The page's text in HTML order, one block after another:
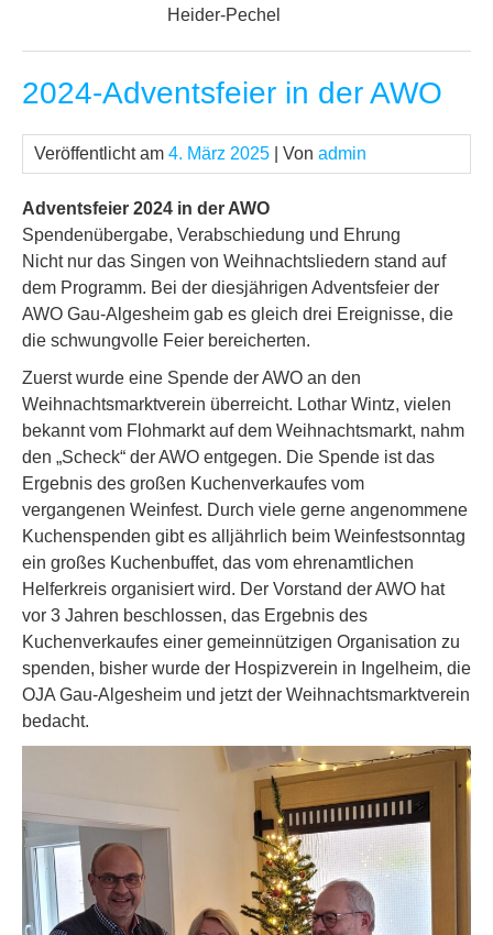
Heider-Pechel
2024-Adventsfeier in der AWO
Veröffentlicht am 4. März 2025 | Von admin
Adventsfeier 2024 in der AWO
Spendenübergabe, Verabschiedung und Ehrung
Nicht nur das Singen von Weihnachtsliedern stand auf
dem Programm. Bei der diesjährigen Adventsfeier der
AWO Gau-Algesheim gab es gleich drei Ereignisse, die
die schwungvolle Feier bereicherten.
Zuerst wurde eine Spende der AWO an den
Weihnachtsmarktverein überreicht. Lothar Wintz, vielen
bekannt vom Flohmarkt auf dem Weihnachtsmarkt, nahm
den „Scheck“ der AWO entgegen. Die Spende ist das
Ergebnis des großen Kuchenverkaufes vom
vergangenen Weinfest. Durch viele gerne angenommene
Kuchenspenden gibt es alljährlich beim Weinfestsonntag
ein großes Kuchenbuffet, das vom ehrenamtlichen
Helferkreis organisiert wird. Der Vorstand der AWO hat
vor 3 Jahren beschlossen, das Ergebnis des
Kuchenverkaufes einer gemeinnützigen Organisation zu
spenden, bisher wurde der Hospizverein in Ingelheim, die
OJA Gau-Algesheim und jetzt der Weihnachtsmarktverein
bedacht.